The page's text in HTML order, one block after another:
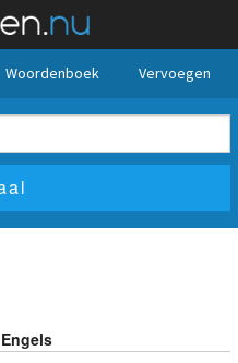
Woordenboek Vervoegen
Engels